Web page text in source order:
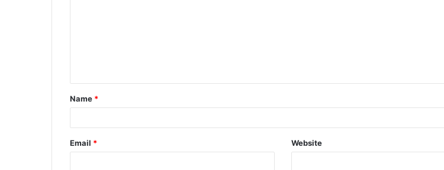
t
*
Name *
Email * Website